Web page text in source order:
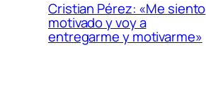
Cristian Pérez: «Me siento
motivado y voy a
entregarme y motivarme»